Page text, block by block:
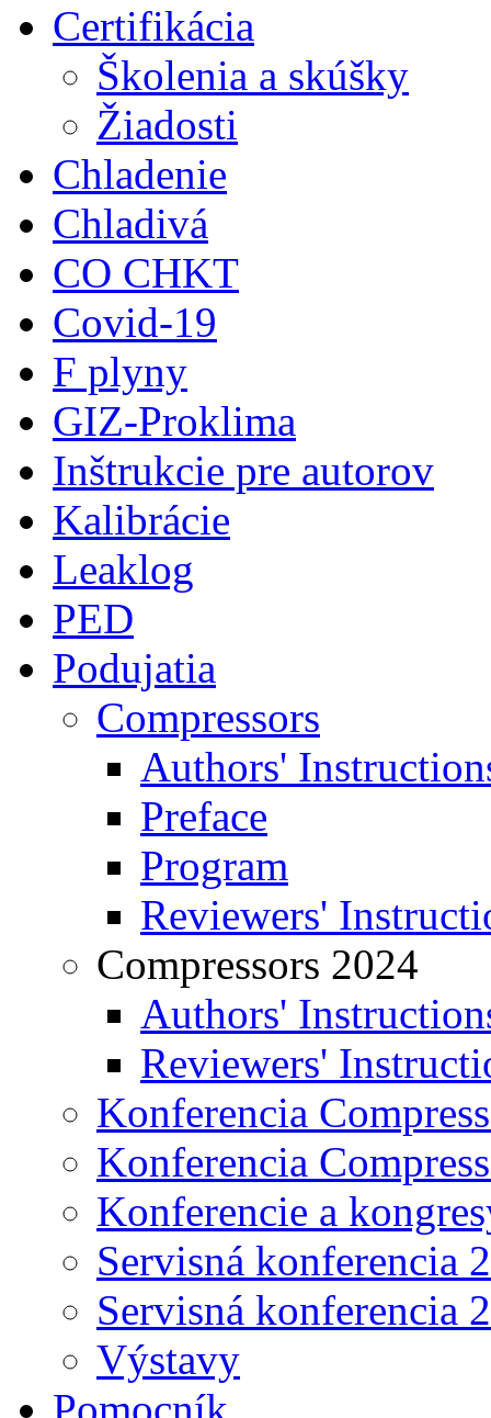
Certifikácia
Školenia a skúšky
Žiadosti
Chladenie
Chladivá
CO CHKT
Covid-19
F plyny
GIZ-Proklima
Inštrukcie pre autorov
Kalibrácie
Leaklog
PED
Podujatia
Compressors
Authors'
Preface
Program
Reviewers'
Compressors 2024
Authors'
Reviewers'
Konferencia
Konferencia
Konferencie a
Servisná konferencia
Servisná konferencia
Výstavy
Pomocník